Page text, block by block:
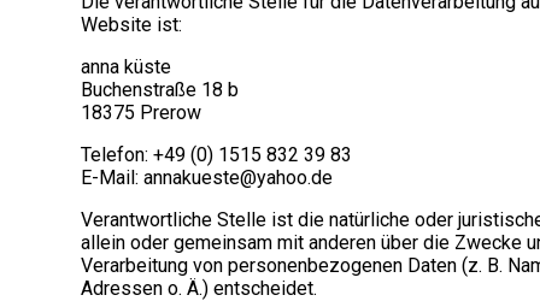
Website ist:
anna küste
Buchenstraße 18 b
18375 Prerow
Telefon: +49 (0) 1515 832 39 83
E-Mail: annakueste@yahoo.de
Verantwortliche Stelle ist die natürliche oder
allein oder gemeinsam mit anderen über die Zwecke
Verarbeitung von personenbezogenen Daten (z. B.
Adressen o. Ä.) entscheidet.